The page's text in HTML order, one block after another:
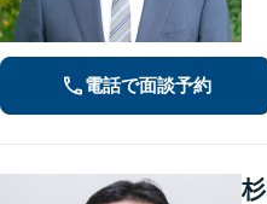
電話で面談予約